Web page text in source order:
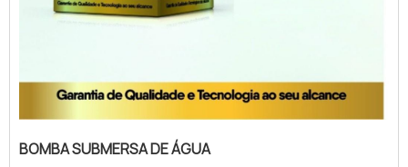
BOMBA SUBMERSA DE ÁGUA